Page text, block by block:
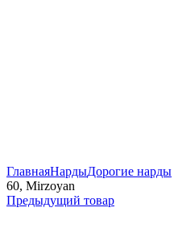
ГлавнаяНардыДорогие нарды
60, Mirzoyan
Предыдущий товар